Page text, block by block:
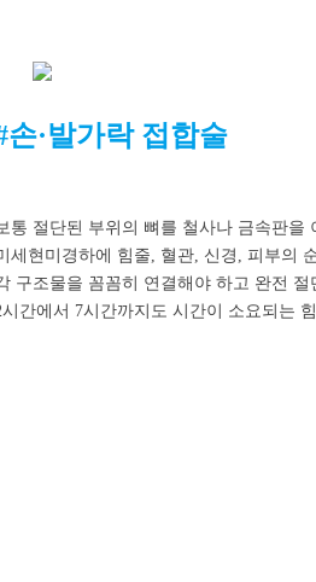
손·발가락 접합술
통 절단된 부위의 뼈를 철사나 금속판을
세현미경하에 힘줄, 혈관, 신경, 피부의
구조물을 꼼꼼히 연결해야 하고 완전 절
시간에서 7시간까지도 시간이 소요되는